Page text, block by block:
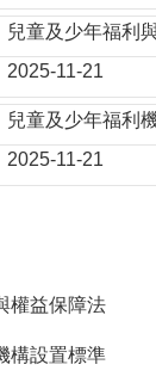
兒童及少年福利
2025-11-21
兒童及少年福利
2025-11-21
權益保障法
構設置標準